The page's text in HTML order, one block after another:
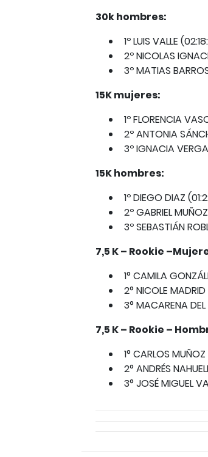
30k hombres:
1º LUIS VALLE
2º NICOLAS
3º MATIAS
15K mujeres:
1º FLORENCIA
2º ANTONIA
3º IGNACIA
15K hombres:
1º DIEGO DIAZ
2º GABRIEL
3º SEBASTIÁN
7,5 K – Rookie
1° CAMILA
2° NICOLE MADRID
3° MACARENA DEL
7,5 K – Rookie –
1° CARLOS MUÑOZ
2° ANDRÉS
3° JOSÉ MIGUEL